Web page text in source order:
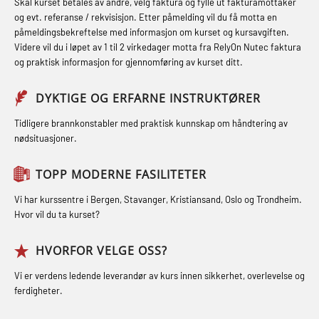
Fallsikring (FAR108)
Førstehjelp – repetisjon (OFA102)
Førstehjelp grunnkurs (OFABLE101)
GOC sertifikat grunnleggende
(GMDSS) (MRC101)
GOC sertifikat repetisjon (GMDSS)
(MRC102)
GSK Sikkerhetskurs offshore for
oljearbeidere (OBS1055)
GWO: BST – Offshore (Blended with
(RBSBLE018)
og med.behandling (MBS134)
STCW Kombi Oppdatering Offiserer
og Medisinsk Behandling med
Webinar (MBS1341)
STCW Oppdatering for offiserer 24 t
(MBS114)
STCW Medisinsk førstehjelp (MFA1081)
STCW Medisinsk førstehjelp
oppdatering (MBSBLE025)
STCW Oppdatering Medisinsk
Påbygging fra Offshore Norge til
Hjertestarter brukerkurs (OFA107)
Røykdykking industrivern –
repetisjon (LFI105)
Sikkerhetskurs for ansatte på
oppdrettsanlegg (LBS100)
Ulykkesgransking – Webinar (LSP103)
(LFI100)
og evt. referanse / rekvisisjon. Etter påmelding vil du få motta en
påmeldingsbekreftelse med informasjon om kurset og kursavgiften.
Videre vil du i løpet av 1 til 2 virkedager motta fra RelyOn Nutec faktura
og praktisk informasjon for gjennomføring av kurset ditt.
DYKTIGE OG ERFARNE INSTRUKTØRER
Tidligere brannkonstabler med praktisk kunnskap om håndtering av
nødsituasjoner.
TOPP MODERNE FASILITETER
Vi har kurssentre i Bergen, Stavanger, Kristiansand, Oslo og Trondheim.
Hvor vil du ta kurset?
HVORFOR VELGE OSS?
Vi er verdens ledende leverandør av kurs innen sikkerhet, overlevelse og
ferdigheter.